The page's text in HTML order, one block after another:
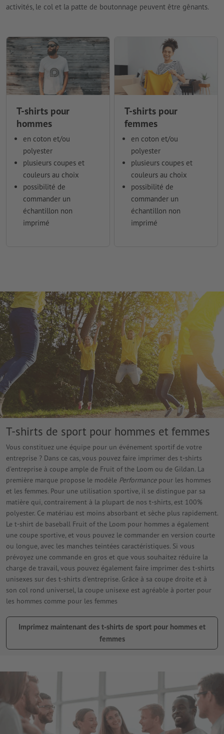
T-shirts pour
hommes
en coton et/ou
polyester
plusieurs coupes et
couleurs au choix
possibilité de
commander un
échantillon non
imprimé
T-shirts pour
femmes
en coton et/ou
polyester
plusieurs coupes et
couleurs au choix
possibilité de
commander un
échantillon non
imprimé
T-shirts de sport pour hommes et femmes
Vous constituez une équipe pour un événement sportif de votre
entreprise ? Dans ce cas, vous pouvez faire imprimer des t-shirts
d'entreprise à coupe ample de Fruit of the Loom ou de Gildan. La
première marque propose le modèle Performancepour les hommes
et les femmes. Pour une utilisation sportive, il se distingue par sa
matière qui, contrairement à la plupart de nos t-shirts, est 100%
polyester. Ce matériau est moins absorbant et sèche plus rapidement.
Le t-shirt de baseball Fruit of the Loom pour hommes a également
une coupe sportive, et vous pouvez le commander en version courte
ou longue, avec les manches teintées caractéristiques. Si vous
prévoyez une commande en gros et que vous souhaitez réduire la
charge de travail, vous pouvez également faire imprimer des t-shirts
unisexes sur des t-shirts d'entreprise. Grâce à sa coupe droite et à
son col rond universel, la coupe unisexe est agréable à porter pour
les hommes comme pour les femmes
Imprimez maintenant des t-shirts de sport pour hommes et
femmes
activités, le col et la patte de boutonnage peuvent être gênants.